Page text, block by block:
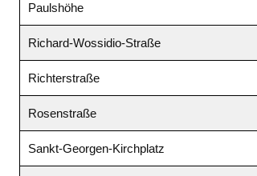
Paulshöhe
Richard-Wossidio-Straße
Richterstraße
Rosenstraße
Sankt-Georgen-Kirchplatz